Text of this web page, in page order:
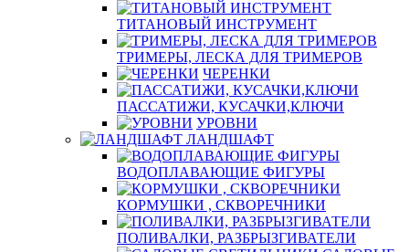
ТИТАНОВЫЙ ИНСТРУМЕНТ
ТРИМЕРЫ, ЛЕСКА ДЛЯ ТРИМЕРОВ
ЧЕРЕНКИ
ПАССАТИЖИ, КУСАЧКИ,КЛЮЧИ
УРОВНИ
ЛАНДШАФТ
ВОДОПЛАВАЮЩИЕ ФИГУРЫ
КОРМУШКИ , СКВОРЕЧНИКИ
ПОЛИВАЛКИ, РАЗБРЫЗГИВАТЕЛИ